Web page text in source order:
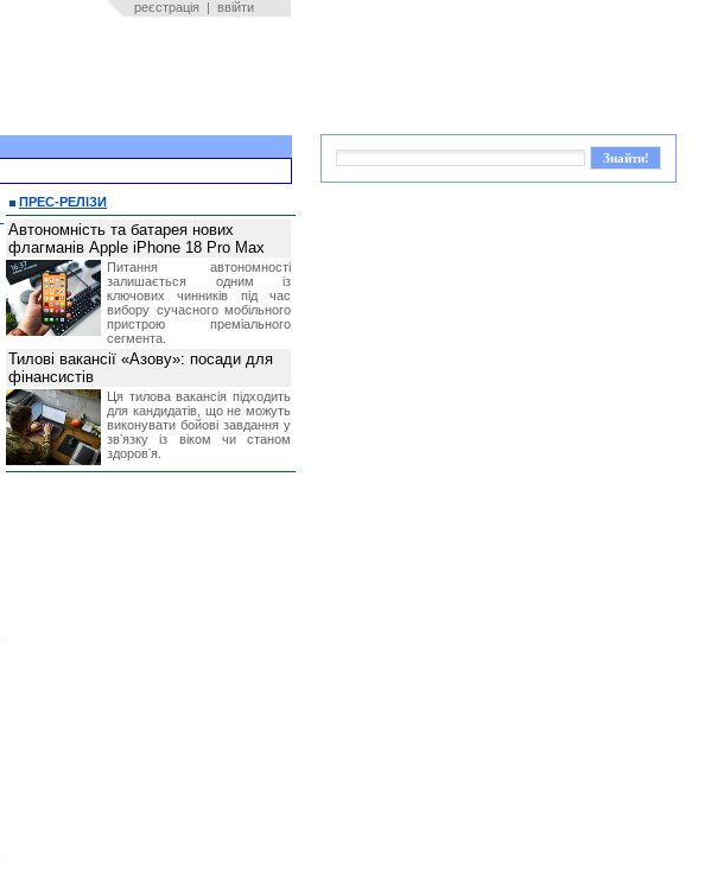
реєстрація | ввійти
ПРЕС-РЕЛІЗИ
Автономність та батарея нових
флагманів Apple iPhone 18 Pro Max
Питання автономності
залишається одним із
ключових чинників під час
вибору сучасного мобільного
пристрою преміального
сегмента.
Тилові вакансії «Азову»: посади для
фінансистів
Ця тилова вакансія підходить
для кандидатів, що не можуть
виконувати бойові завдання у
звʼязку із віком чи станом
здоровʼя.